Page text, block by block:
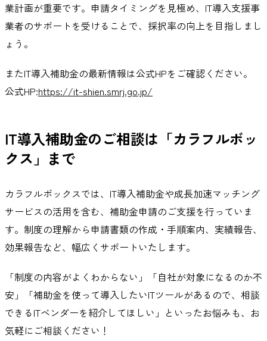
業計画が重要です。申請タイミングを見極め、IT導入支援事
業者のサポートを受けることで、採択率の向上を目指しまし
ょう。
またIT導入補助金の最新情報は公式HPをご確認ください。
公式HP:https://it-shien.smrj.go.jp/
IT導入補助金のご相談は「カラフルボッ
クス」まで
カラフルボックスでは、IT導入補助金や成長加速マッチング
サービスの活用を含む、補助金申請のご支援を行っていま
す。制度の理解から申請書類の作成・手順案内、実績報告、
効果報告など、幅広くサポートいたします。
「制度の内容がよくわからない」「自社が対象になるのか不
安」「補助金を使って導入したいITツールがあるので、相談
できるITベンダーを紹介してほしい」といったお悩みも、お
気軽にご相談ください！